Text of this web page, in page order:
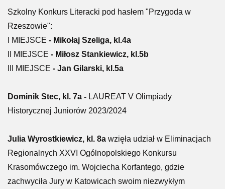
Szkolny Konkurs Literacki pod hasłem "Przygoda w
Rzeszowie":
I MIEJSCE - Mikołaj Szeliga, kl.4a
II MIEJSCE - Miłosz Stankiewicz, kl.5b
III MIEJSCE - Jan Gilarski, kl.5a
Dominik Stec, kl. 7a - LAUREAT V Olimpiady
Historycznej Juniorów 2023/2024
Julia Wyrostkiewicz, kl. 8a wzięła udział w Eliminacjach
Regionalnych XXVI Ogólnopolskiego Konkursu
Krasomówczego im. Wojciecha Korfantego, gdzie
zachwyciła Jury w Katowicach swoim niezwykłym